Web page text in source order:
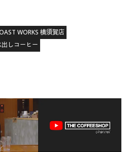
WORKS 横須賀店
しコーヒー